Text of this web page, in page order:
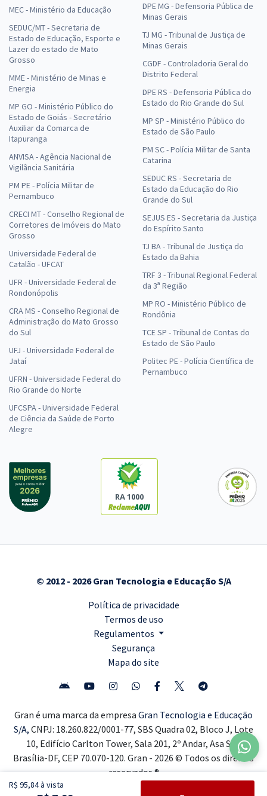
R$ 95,84 à vista
MEC - Ministério da Educação
SEDUC/MT - Secretaria de
Estado de Educação, Esporte e
Lazer do estado de Mato
Grosso
MME - Ministério de Minas e
Energia
MP GO - Ministério Público do
Estado de Goiás - Secretário
Auxiliar da Comarca de
Itapuranga
ANVISA - Agência Nacional de
Vigilância Sanitária
PM PE - Polícia Militar de
Pernambuco
CRECI MT - Conselho Regional de
Corretores de Imóveis do Mato
Grosso
Universidade Federal de
Catalão - UFCAT
UFR - Universidade Federal de
Rondonópolis
CRA MS - Conselho Regional de
Administração do Mato Grosso
do Sul
UFJ - Universidade Federal de
Jataí
UFRN - Universidade Federal do
Rio Grande do Norte
UFCSPA - Universidade Federal
de Ciência da Saúde de Porto
Alegre
DPE MG - Defensoria Pública de
Minas Gerais
TJ MG - Tribunal de Justiça de
Minas Gerais
CGDF - Controladoria Geral do
Distrito Federal
DPE RS - Defensoria Pública do
Estado do Rio Grande do Sul
MP SP - Ministério Público do
Estado de São Paulo
PM SC - Polícia Militar de Santa
Catarina
SEDUC RS - Secretaria de
Estado da Educação do Rio
Grande do Sul
SEJUS ES - Secretaria da Justiça
do Espírito Santo
TJ BA - Tribunal de Justiça do
Estado da Bahia
TRF 3 - Tribunal Regional Federal
da 3ª Região
MP RO - Ministério Público de
Rondônia
TCE SP - Tribunal de Contas do
Estado de São Paulo
Politec PE - Polícia Científica de
Pernambuco
RA 1000
© 2012 - 2026 Gran Tecnologia e Educação S/A
Política de privacidade
Termos de uso
Regulamentos
Segurança
Mapa do site
Gran é uma marca da empresa Gran Tecnologia e Educação
S/A, CNPJ: 18.260.822/0001-77, SBS Quadra 02, Bloco J, Lote
10, Edifício Carlton Tower, Sala 201, 2º Andar, Asa Sul,
Brasília-DF, CEP 70.070-120. Gran - 2026 © Todos os direitos
reservados ®